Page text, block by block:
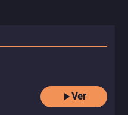
Ver